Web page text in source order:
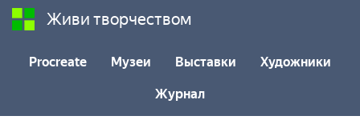
Живи творчеством
Procreate Музеи Выставки Художники
Журнал